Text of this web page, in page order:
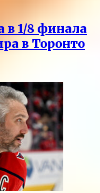
в 1/8 финала
в Торонто